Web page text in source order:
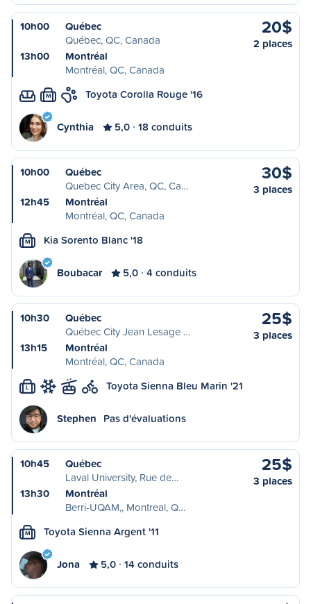
10h00
Québec
Québec, QC, Canada
13h00
Montréal
Montréal, QC, Canada
20$
2 places
M Toyota Corolla Rouge '16
Cynthia 5,0 18 conduits
10h00
Québec
Quebec City Area, QC, Ca…
12h45
Montréal
Montréal, QC, Canada
30$
3 places
M Kia Sorento Blanc '18
Boubacar 5,0 4 conduits
10h30
Québec
Québec City Jean Lesage …
13h15
Montréal
Montréal, QC, Canada
25$
3 places
L Toyota Sienna Bleu Marin '21
Stephen Pas d'évaluations
10h45
Québec
Laval University, Rue de…
13h30
Montréal
Berri-UQAM,, Montreal, Q…
25$
3 places
M Toyota Sienna Argent '11
Jona 5,0 14 conduits